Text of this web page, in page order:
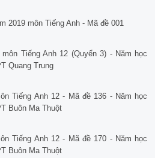
2019 môn Tiếng Anh - Mã đề 001
Tiếng Anh 12 (Quyển 3) - Năm học
Quang Trung
Tiếng Anh 12 - Mã đề 136 - Năm học
Buôn Ma Thuột
Tiếng Anh 12 - Mã đề 170 - Năm học
Buôn Ma Thuột